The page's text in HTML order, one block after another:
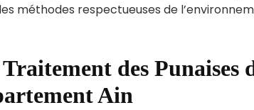
méthodes respectueuses de
Traitement des
Ain